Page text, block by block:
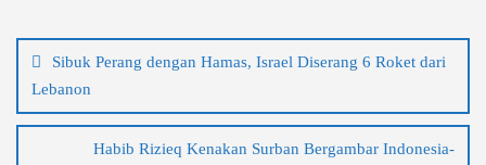
pos
Sibuk Perang dengan Hamas, Israel Diserang 6 Roket dari
Lebanon
Habib Rizieq Kenakan Surban Bergambar Indonesia-